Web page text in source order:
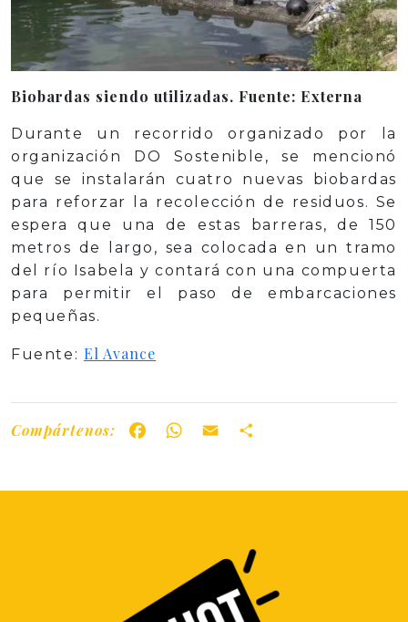
Biobardas siendo utilizadas. Fuente: Externa
Durante un recorrido organizado por la
organización DO Sostenible, se mencionó
que se instalarán cuatro nuevas biobardas
para reforzar la recolección de residuos. Se
espera que una de estas barreras, de 150
metros de largo, sea colocada en un tramo
del río Isabela y contará con una compuerta
para permitir el paso de embarcaciones
pequeñas.
Fuente: El Avance
Compártenos: FacebookWhatsApp
Email